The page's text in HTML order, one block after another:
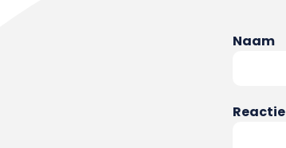
Naam
Reactie